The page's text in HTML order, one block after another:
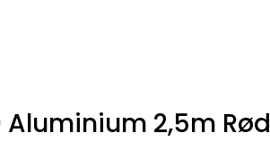
Aluminium 2,5m Rød